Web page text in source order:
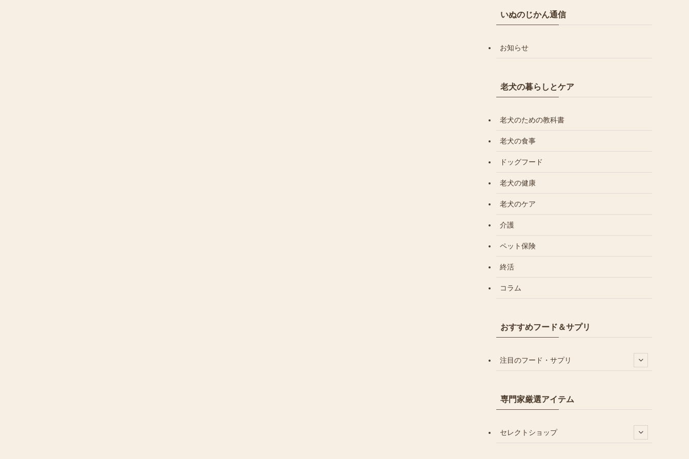
いぬのじかん通信
お知らせ
老犬の暮らしとケア
老犬のための教科書
老犬の食事
ドッグフード
老犬の健康
老犬のケア
介護
ペット保険
終活
コラム
おすすめフード＆サプリ
注目のフード・サプリ
専門家厳選アイテム
セレクトショップ